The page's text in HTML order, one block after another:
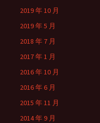
2019 年 10 月
2019 年 5 月
2018 年 7 月
2017 年 1 月
2016 年 10 月
2016 年 6 月
2015 年 11 月
2014 年 9 月